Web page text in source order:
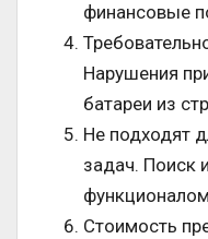
финансовые
Нарушения
батареи из
Не подходят
задач. Поиск
Стоимость